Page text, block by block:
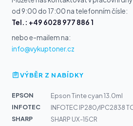
od 9:00 do 17:00 na telefonním čísle:
Tel.: +49 6028 977 886 1
nebo e-mailem na:
info@vykuptoner.cz
VÝBĚR Z NABÍDKY
EPSON
Epson Tinte cyan 13.0ml
INFOTEC
SHARP
SHARP UX-15CR